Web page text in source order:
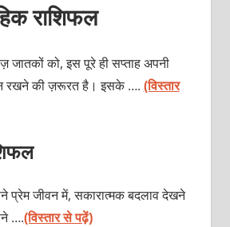
राशिफल
जातकों को, इस पूरे ही सप्ताह अपनी
रखने की ज़रूरत है। इसके …. (विस्तार
जीवन में, सकारात्मक बदलाव देखने
….(विस्तार से पढ़ें)